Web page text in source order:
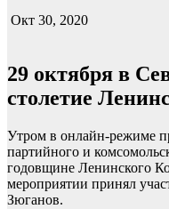
Окт 30, 2020
29 октября в
столетие
Утром в онлайн-режиме
партийного и
годовщине Ленинского
мероприятии принял
Зюганов.